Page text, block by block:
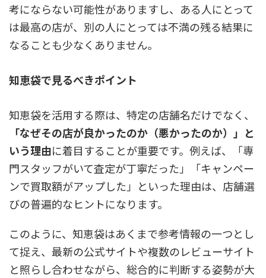
考にならない可能性がありますし、ある人にとって
は最高の店が、別の人にとっては不満の残る結果に
なることも少なくありません。
知恵袋で見るべきポイント
知恵袋を活用する際は、特定の店舗名だけでなく、
「なぜその店が良かったのか（悪かったのか）」と
いう理由に着目することが重要です。例えば、「専
門スタッフがいて査定が丁寧だった」「キャンペー
ンで買取額がアップした」といった理由は、店舗選
びの普遍的なヒントになります。
このように、知恵袋はあくまで参考情報の一つとし
て捉え、最新の公式サイトや複数のレビューサイト
と照らし合わせながら、総合的に判断する姿勢が大